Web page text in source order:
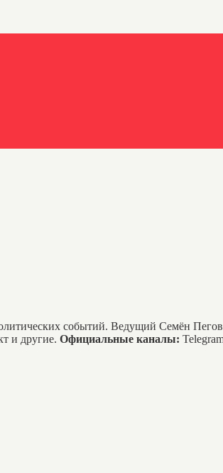
событий. Ведущий Семён
и другие. Официальные каналы: